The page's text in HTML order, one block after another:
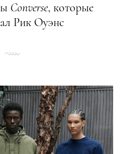
Converse, которые
Рик Оуэнс